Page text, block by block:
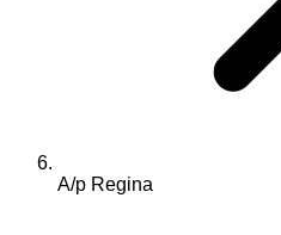
A/p Regina